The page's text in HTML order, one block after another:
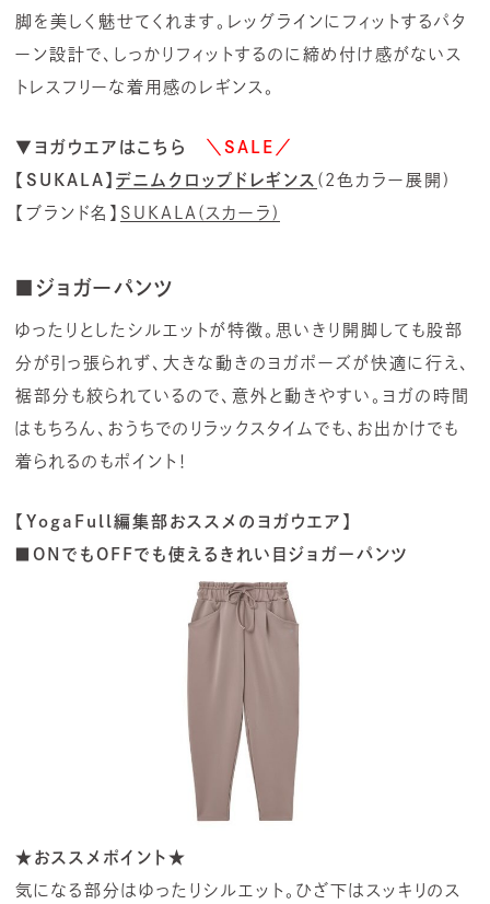
脚を美しく魅せてくれます。レッグラインにフィットするパタ
ーン設計で、しっかりフィットするのに締め付け感がないス
トレスフリーな着用感のレギンス。
▼ヨガウエアはこちら
＼SALE／
【SUKALA】 デニムクロップドレギンス (2色カラー展開)
【ブランド名】 SUKALA(スカーラ)
■ジョガーパンツ
ゆったりとしたシルエットが特徴。思いきり開脚しても股部
分が引っ張られず、大きな動きのヨガポーズが快適に行え、
裾部分も絞られているので、意外と動きやすい。ヨガの時間
はもちろん、おうちでのリラックスタイムでも､お出かけでも
着られるのもポイント！
【YogaFull編集部おススメのヨガウエア】
■ONでもOFFでも使えるきれい目ジョガーパンツ
★おススメポイント★
気になる部分はゆったりシルエット。ひざ下はスッキリのス